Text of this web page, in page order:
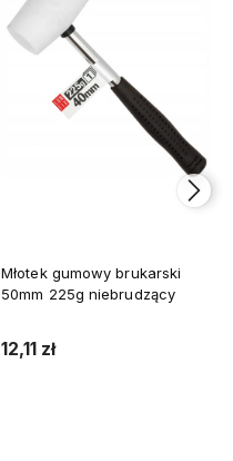
Młotek gumowy brukarski
50mm 225g niebrudzący
12,11 zł